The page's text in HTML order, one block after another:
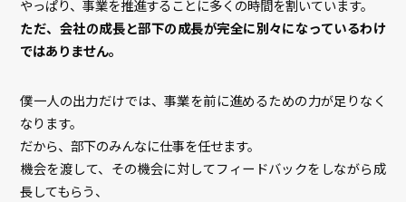
やっぱり、事業を推進することに多くの時間を割いています。
ただ、会社の成長と部下の成長が完全に別々になっているわけ
ではありません。
僕一人の出力だけでは、事業を前に進めるための力が足りなく
なります。
だから、部下のみんなに仕事を任せます。
機会を渡して、その機会に対してフィードバックをしながら成
長してもらう、